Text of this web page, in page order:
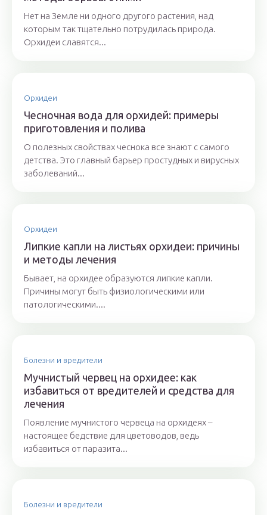
Нет на Земле ни одного другого растения, над
которым так тщательно потрудилась природа.
Орхидеи славятся...
Орхидеи
Чесночная вода для орхидей: примеры
приготовления и полива
О полезных свойствах чеснока все знают с самого
детства. Это главный барьер простудных и вирусных
заболеваний...
Орхидеи
Липкие капли на листьях орхидеи: причины
и методы лечения
Бывает, на орхидее образуются липкие капли.
Причины могут быть физиологическими или
патологическими....
Болезни и вредители
Мучнистый червец на орхидее: как
избавиться от вредителей и средства для
лечения
Появление мучнистого червеца на орхидеях –
настоящее бедствие для цветоводов, ведь
избавиться от паразита...
Болезни и вредители